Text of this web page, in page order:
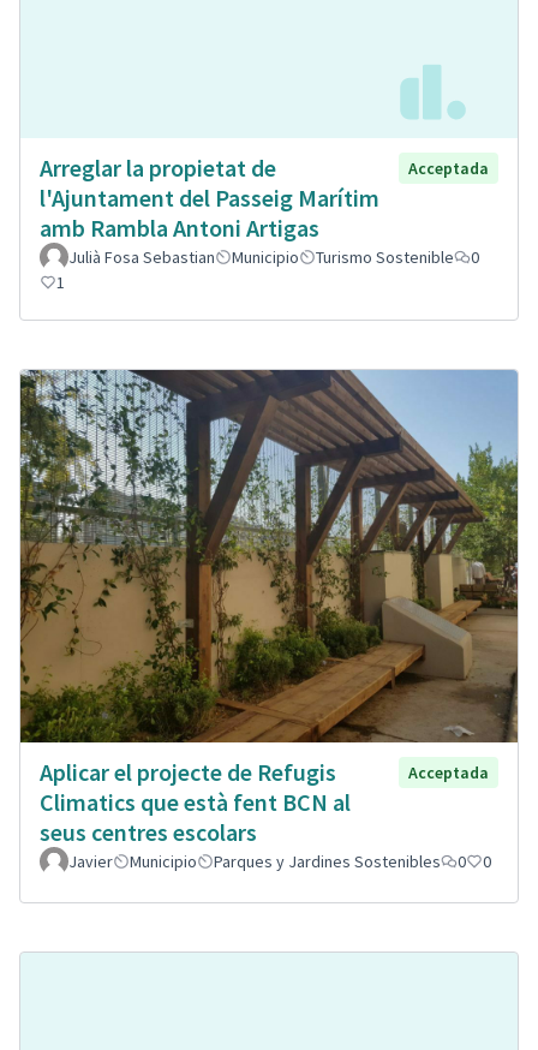
Arreglar la propietat de
l'Ajuntament del Passeig Marítim
amb Rambla Antoni Artigas
Acceptada
Julià Fosa Sebastian Municipio Turismo Sostenible
0
1
Aplicar el projecte de Refugis
Climatics que està fent BCN al
seus centres escolars
Acceptada
Javier Municipio Parques y Jardines Sostenibles 0 0